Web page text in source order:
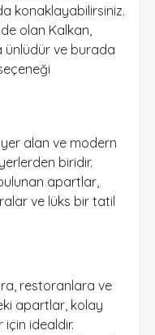
konaklayabilirsiniz.
olan Kalkan,
ünlüdür ve burada
yer alan ve modern
biridir.
apartlar,
ve lüks bir tatil
restoranlara ve
apartlar, kolay
idealdir.